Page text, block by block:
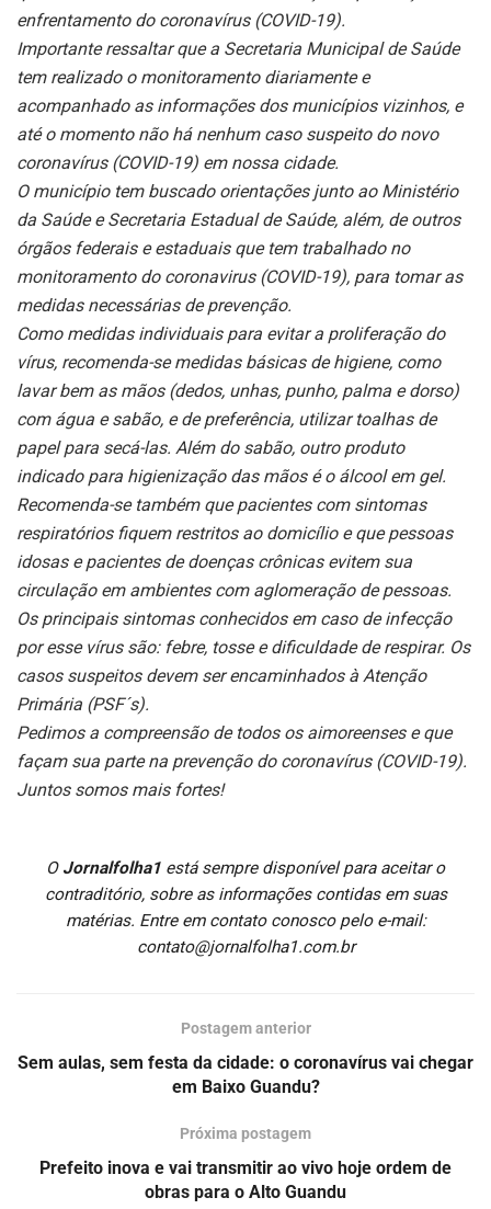
enfrentamento do coronavírus (COVID-19).
Importante ressaltar que a Secretaria Municipal de Saúde
tem realizado o monitoramento diariamente e
acompanhado as informações dos municípios vizinhos, e
até o momento não há nenhum caso suspeito do novo
coronavírus (COVID-19) em nossa cidade.
O município tem buscado orientações junto ao Ministério
da Saúde e Secretaria Estadual de Saúde, além, de outros
órgãos federais e estaduais que tem trabalhado no
monitoramento do coronavirus (COVID-19), para tomar as
medidas necessárias de prevenção.
Como medidas individuais para evitar a proliferação do
vírus, recomenda-se medidas básicas de higiene, como
lavar bem as mãos (dedos, unhas, punho, palma e dorso)
com água e sabão, e de preferência, utilizar toalhas de
papel para secá-las. Além do sabão, outro produto
indicado para higienização das mãos é o álcool em gel.
Recomenda-se também que pacientes com sintomas
respiratórios fiquem restritos ao domicílio e que pessoas
idosas e pacientes de doenças crônicas evitem sua
circulação em ambientes com aglomeração de pessoas.
Os principais sintomas conhecidos em caso de infecção
por esse vírus são: febre, tosse e dificuldade de respirar. Os
casos suspeitos devem ser encaminhados à Atenção
Primária (PSF´s).
Pedimos a compreensão de todos os aimoreenses e que
façam sua parte na prevenção do coronavírus (COVID-19).
Juntos somos mais fortes!
O Jornalfolha1 está sempre disponível para aceitar o
contraditório, sobre as informações contidas em suas
matérias. Entre em contato conosco pelo e-mail:
contato@jornalfolha1.com.br
Postagem anterior
Sem aulas, sem festa da cidade: o coronavírus vai chegar
em Baixo Guandu?
Próxima postagem
Prefeito inova e vai transmitir ao vivo hoje ordem de
obras para o Alto Guandu